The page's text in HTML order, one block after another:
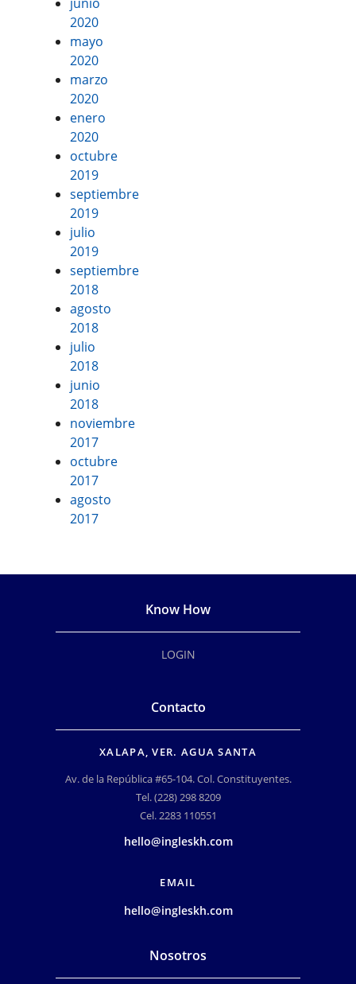
2020
mayo
2020
marzo
2020
enero
2020
octubre
2019
septiembre
2019
julio
2019
septiembre
2018
agosto
2018
julio
2018
junio
2018
noviembre
2017
octubre
2017
agosto
2017
Know How
LOGIN
Contacto
XALAPA, VER. AGUA SANTA
Av. de la República #65-104. Col. Constituyentes.
Tel. (228) 298 8209
Cel. 2283 110551
hello@ingleskh.com
EMAIL
hello@ingleskh.com
Nosotros